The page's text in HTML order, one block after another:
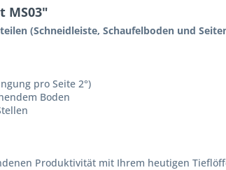
MS03"
(Schneidleiste, Schaufelboden und
pro Seite 2°)
Boden
Produktivität mit Ihrem heutigen